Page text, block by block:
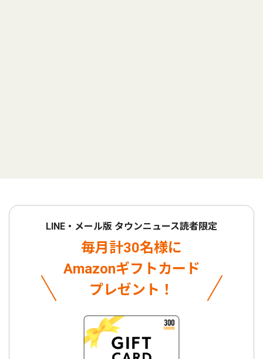
LINE・メール版 タウンニュース読者限定
毎月計30名様に
Amazonギフトカード
プレゼント！